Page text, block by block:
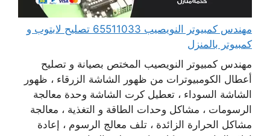
مهندس كمبيوتر النويصيب 65511033 تصليح لابتوب و
كمبيوتر بالمنزل
مهندس كمبيوتر النويصيب المختص بصيانة و تصليح
أعطال الكومبيوترات من ظهور الشاشة الزرقاء ، ظهور
الشاشة السوداء ، تعطيل كرت الشاشة وحدة معالجة
الرسومات ، مشاكل وحدات الطاقة و التغذية ، معالجة
مشاكل الحرارة الزائدة ، تلف معالج الرسوم ، إعادة